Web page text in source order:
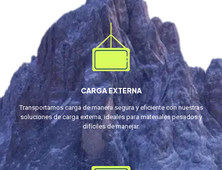
CARGA EXTERNA
Transportamos carga de manera segura y eficiente con nuestras
soluciones de carga externa, ideales para materiales pesados y
difíciles de manejar.